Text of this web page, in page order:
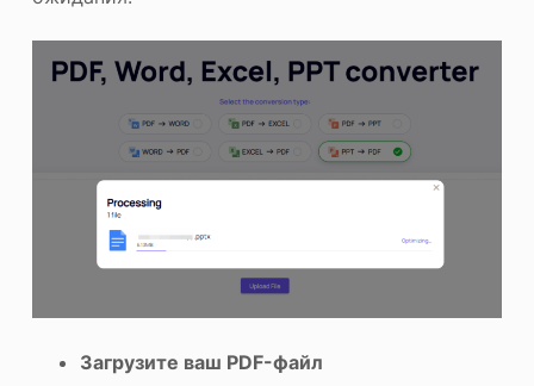
Загрузите ваш PDF-файл